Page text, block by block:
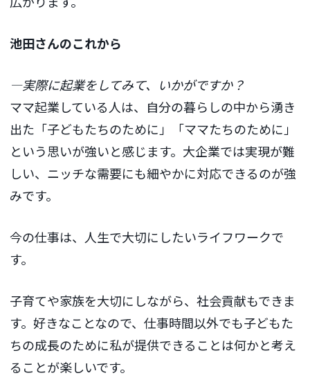
池田さんのこれから
―実際に起業をしてみて、いかがですか？
ママ起業している人は、自分の暮らしの中から湧き
出た「子どもたちのために」「ママたちのために」
という思いが強いと感じます。大企業では実現が難
しい、ニッチな需要にも細やかに対応できるのが強
みです。
今の仕事は、人生で大切にしたいライフワークで
す。
子育てや家族を大切にしながら、社会貢献もできま
す。好きなことなので、仕事時間以外でも子どもた
ちの成長のために私が提供できることは何かと考え
ることが楽しいです。